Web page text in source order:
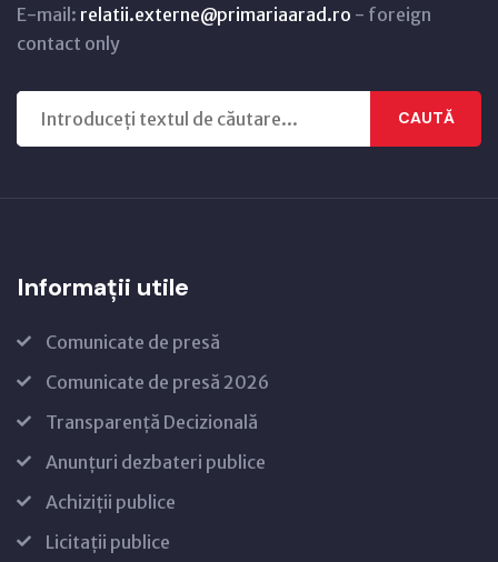
E-mail: relatii.externe@primariaarad.ro - foreign
contact only
CAUTĂ
Informații utile
Comunicate de presă
Comunicate de presă 2026
Transparență Decizională
Anunțuri dezbateri publice
Achiziții publice
Licitații publice